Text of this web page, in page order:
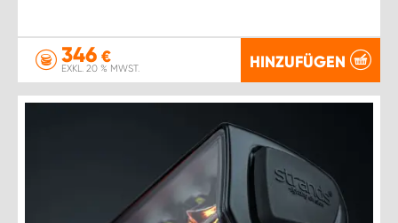
346 €
EXKL. 20 % MWST. HINZUFÜGEN